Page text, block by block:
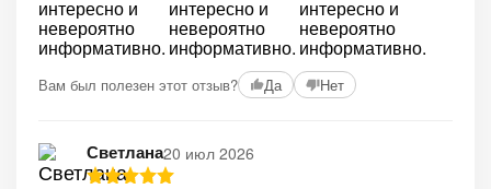
Вам был полезен этот отзыв? Да Нет
Светлана20 июл 2026